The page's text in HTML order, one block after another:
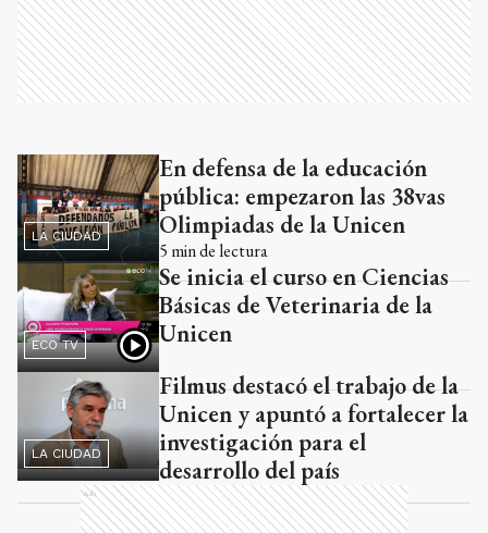
LA CIUDAD
En defensa de la educación
pública: empezaron las 38vas
Olimpiadas de la Unicen
5 min de lectura
ECO TV
Se inicia el curso en Ciencias
Básicas de Veterinaria de la
Unicen
LA CIUDAD
Filmus destacó el trabajo de la
Unicen y apuntó a fortalecer la
investigación para el
desarrollo del país
Ads